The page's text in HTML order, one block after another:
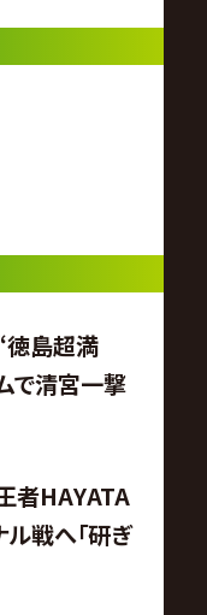
徳島超満
で清宮一撃
者HAYATA
戦へ「研ぎ